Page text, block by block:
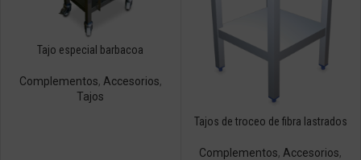
Tajo especial barbacoa
Complementos, Accesorios,
Tajos
Tajos de troceo de fibra lastrados
Complementos,Accesorios,